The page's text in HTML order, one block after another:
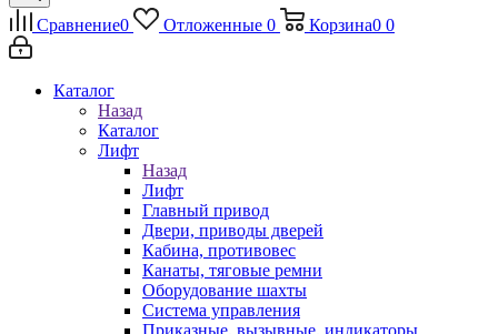
Сравнение0 Отложенные 0 Корзина0 0
Каталог
Назад
Каталог
Лифт
Назад
Лифт
Главный привод
Двери, приводы дверей
Кабина, противовес
Канаты, тяговые ремни
Оборудование шахты
Система управления
Приказные, вызывные, индикаторы